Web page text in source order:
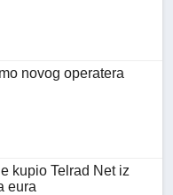
novog operatera
kupio Telrad Net iz
eura